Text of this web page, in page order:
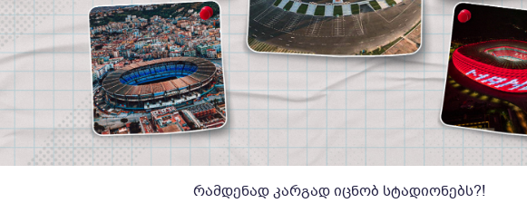
რამდენად კარგად იცნობ სტადიონებს?!